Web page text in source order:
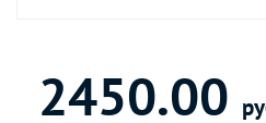
2450.00